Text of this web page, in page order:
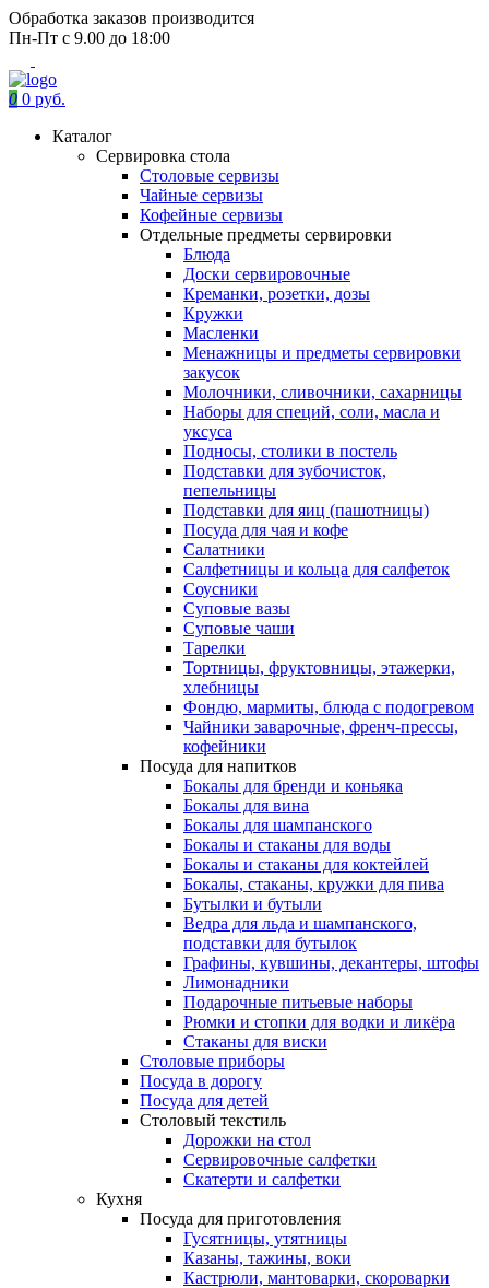
Обработка заказов производится
Пн-Пт с 9.00 до 18:00
0 0 руб.
Каталог
Сервировка стола
Столовые сервизы
Чайные сервизы
Кофейные сервизы
Отдельные предметы сервировки
Блюда
Доски сервировочные
Креманки, розетки, дозы
Кружки
Масленки
Менажницы и предметы сервировки
закусок
Молочники, сливочники, сахарницы
Наборы для специй, соли, масла и
уксуса
Подносы, столики в постель
Подставки для зубочисток,
пепельницы
Подставки для яиц (пашотницы)
Посуда для чая и кофе
Салатники
Салфетницы и кольца для салфеток
Соусники
Суповые вазы
Суповые чаши
Тарелки
Тортницы, фруктовницы, этажерки,
хлебницы
Фондю, мармиты, блюда с подогревом
Чайники заварочные, френч-прессы,
кофейники
Посуда для напитков
Бокалы для бренди и коньяка
Бокалы для вина
Бокалы для шампанского
Бокалы и стаканы для воды
Бокалы и стаканы для коктейлей
Бокалы, стаканы, кружки для пива
Бутылки и бутыли
Ведра для льда и шампанского,
подставки для бутылок
Графины, кувшины, декантеры, штофы
Лимонадники
Подарочные питьевые наборы
Рюмки и стопки для водки и ликёра
Стаканы для виски
Столовые приборы
Посуда в дорогу
Посуда для детей
Столовый текстиль
Дорожки на стол
Сервировочные салфетки
Скатерти и салфетки
Кухня
Посуда для приготовления
Гусятницы, утятницы
Казаны, тажины, воки
Кастрюли, мантоварки, скороварки